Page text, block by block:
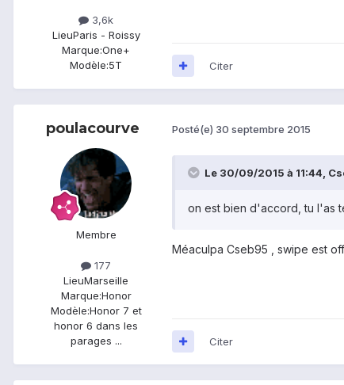
3,6k
LieuParis - Roissy
Marque:One+
Modèle:5T Citer
poulacourve
Membre
177
LieuMarseille
Marque:Honor
Modèle:Honor 7 et
honor 6 dans les
parages ...
Posté(e) 30 septembre 2015
Le 30/09/2015 à 11:44,
on est bien d'accord, tu l'as
Méaculpa Cseb95 , swipe est
Citer